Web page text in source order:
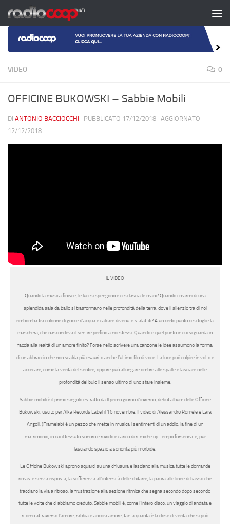
Salta al contenuto
VIDEO 0
OFFICINE BUKOWSKI – Sabbie Mobili
DI ANTONIO BACCIOCCHI · PUBBLICATO 17/12/2018 · AGGIORNATO
12/12/2018
IL VIDEO
Quando la musica finisce, le luci si spengono e ci si lascia le mani? Quando i marmi di una
splendida sala da ballo si trasformano nelle profondità della terra, dove il silenzio tra di noi
rimbomba tra colonne di gocce d’acqua e calcare divenute stalattiti? A un certo punto ci si toglie la
maschera, che nascondeva il sentire perfino a noi stessi. Quando è quel punto in cui si guarda in
faccia alla realtà di un amore finito? Forse nello scrivere una canzone le idee assumono la forma
di un abbraccio che non scalda più esaurito anche l’ultimo filo di voce. La luce può colpire in volto e
accecare, come la verità del sentire, oppure può allungare ombre alle spalle e lasciare nelle
profondità del buio il senso ultimo di uno stare insieme.
Sabbie mobiliè il primo singolo estratto da Il primo giorno d’inverno, debut album delleOfficine
Bukowski, uscito perAlka Records Labelil 16 novembre. Il video diAlessandroRomelee Lara
Angoli,(Framelab) è un pezzo che mette in musica i sentimenti di un addio, la fine di un
matrimonio, in cui il tessuto sonoro è ruvido e carico di ritmiche up-tempo forsennate, pur
lasciando spazio a sonorità più morbide.
LeOfficine Bukowskiaprono squarci su una chiusura e lasciano alla musica tutte le domande
rimaste senza risposta, la sofferenza all’intensità delle chitarre, la paura alle linee di basso che
tracciano la via a ritroso, la frustrazione alla sezione ritmica che segna secondo dopo secondo
tutte le volte che ci abbiamo creduto.Sabbie mobiliè, come l’intero disco: un viaggio di andata e
ritorno attraverso l’amore, rabbia e ancora amore, tanta quanta è la dose di verità che si può